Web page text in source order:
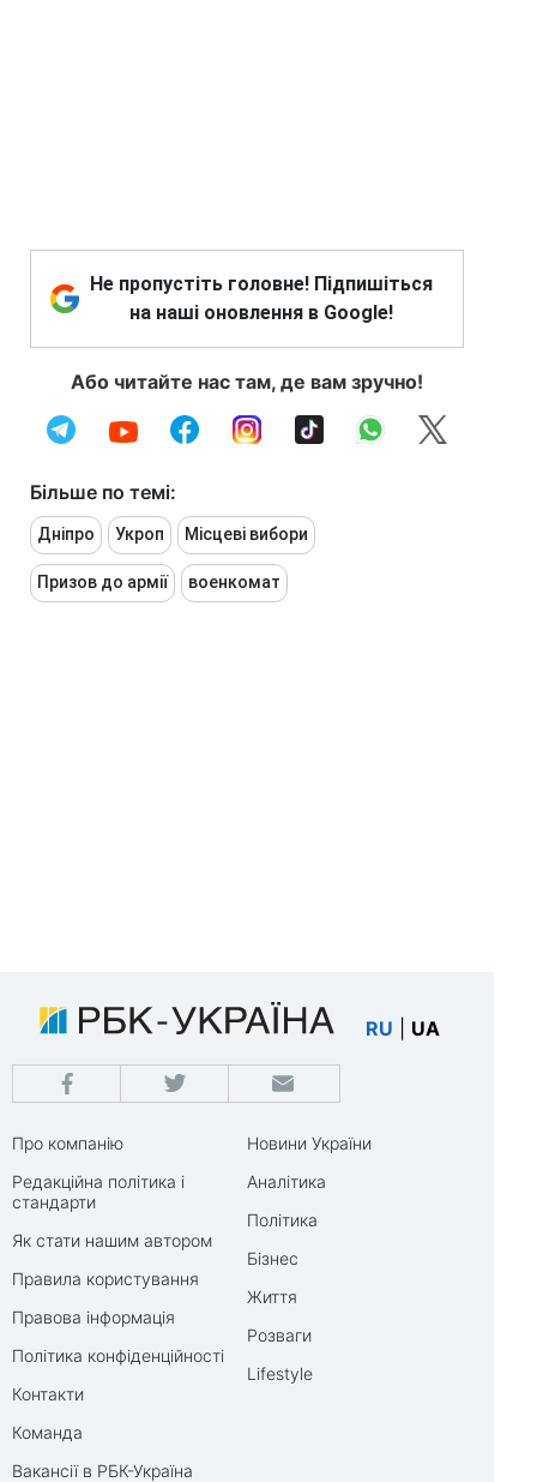
Не пропустіть головне! Підпишіться
на наші оновлення в Google!
Або читайте нас там, де вам зручно!
Більше по темі:
Дніпро Укроп Місцеві вибори
Призов до армії военкомат
RU UA
Про компанію
Редакційна політика і
стандарти
Як стати нашим автором
Правила користування
Правова інформація
Політика конфіденційності
Контакти
Команда
Вакансії в РБК-Україна
Новини України
Аналітика
Політика
Бізнес
Життя
Розваги
Lifestyle